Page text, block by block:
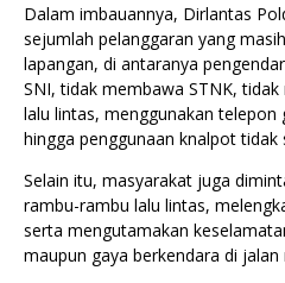
Dalam imbauannya, Dirlantas
sejumlah pelanggaran yang
lapangan, di antaranya
SNI, tidak membawa STNK,
lalu lintas, menggunakan telepon
hingga penggunaan knalpot tidak
Selain itu, masyarakat juga
rambu-rambu lalu lintas,
serta mengutamakan
maupun gaya berkendara di jalan